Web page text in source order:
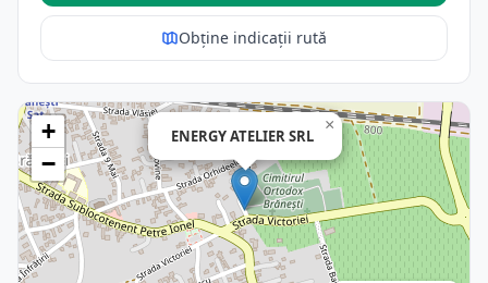
Obține indicații rută
ENERGY ATELIER SRL
×
+
−